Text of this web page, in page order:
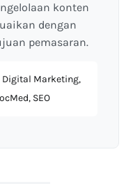
konten
dengan
pemasaran.
Digital Marketing,
SEO